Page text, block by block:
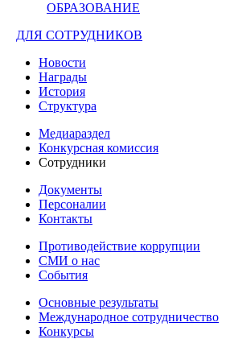
ОБРАЗОВАНИЕ
ДЛЯ СОТРУДНИКОВ
Новости
Награды
История
Структура
Медиараздел
Конкурсная комиссия
Сотрудники
Документы
Персоналии
Контакты
Противодействие коррупции
СМИ о нас
События
Основные результаты
Международное сотрудничество
Конкурсы